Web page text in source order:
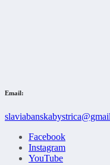
Email:
Facebook
Instagram
YouTube